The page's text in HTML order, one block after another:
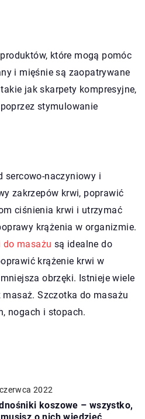
które mogą pomóc
i mięśnie są zaopatrywane
jak skarpety kompresyjne,
stymulowanie
sercowo-naczyniowy i
zakrzepów krwi, poprawić
ciśnienia krwi i utrzymać
krążenia w organizmie.
do masażu są idealne do
krążenie krwi w
obrzęki. Istnieje wiele
Szczotka do masażu
nogach i stopach.
2022
koszowe – wszystko,